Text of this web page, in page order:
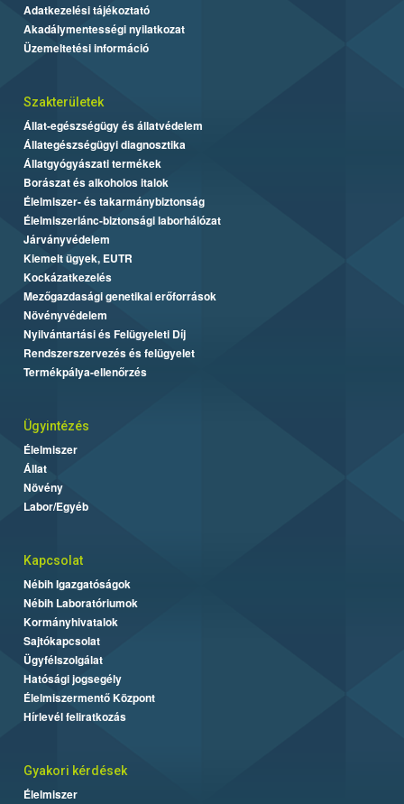
Adatkezelési tájékoztató
Akadálymentességi nyilatkozat
Üzemeltetési információ
Szakterületek
Állat-egészségügy és állatvédelem
Állategészségügyi diagnosztika
Állatgyógyászati termékek
Borászat és alkoholos italok
Élelmiszer- és takarmánybiztonság
Élelmiszerlánc-biztonsági laborhálózat
Járványvédelem
Kiemelt ügyek, EUTR
Kockázatkezelés
Mezőgazdasági genetikai erőforrások
Növényvédelem
Nyilvántartási és Felügyeleti Díj
Rendszerszervezés és felügyelet
Termékpálya-ellenőrzés
Ügyintézés
Élelmiszer
Állat
Növény
Labor/Egyéb
Kapcsolat
Nébih Igazgatóságok
Nébih Laboratóriumok
Kormányhivatalok
Sajtókapcsolat
Ügyfélszolgálat
Hatósági jogsegély
Élelmiszermentő Központ
Hírlevél feliratkozás
Gyakori kérdések
Élelmiszer